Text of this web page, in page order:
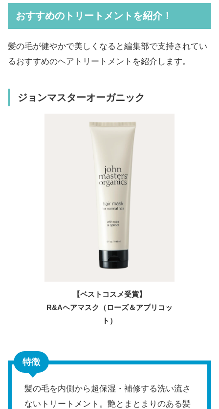
おすすめのトリートメントを紹介！
髪の毛が健やかで美しくなると編集部で支持されてい
るおすすめのヘアトリートメントを紹介します。
ジョンマスターオーガニック
【ベストコスメ受賞】
R&Aヘアマスク（ローズ＆アプリコッ
ト）
特徴
髪の毛を内側から超保湿・補修する洗い流さ
ないトリートメント。艶とまとまりのある髪